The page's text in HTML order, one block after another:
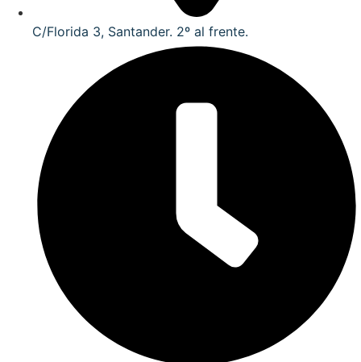
C/Florida 3, Santander. 2º al frente.